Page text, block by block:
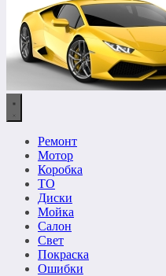
Ремонт
Мотор
Коробка
ТО
Диски
Мойка
Салон
Свет
Покраска
Ошибки